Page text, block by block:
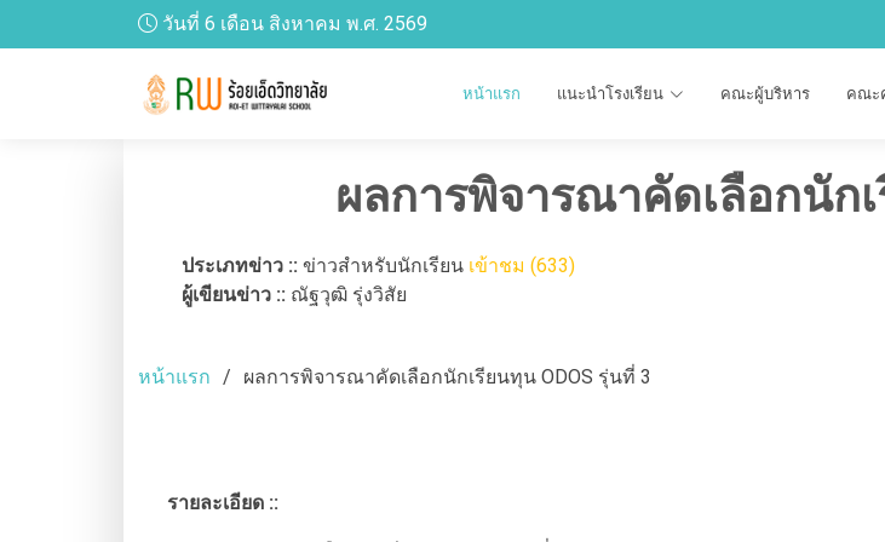
วันที่ 6 เดือน สิงหาคม พ.ศ. 2569
หน้าแรก แนะนำโรงเรียน คณะผู้บริหาร คณะ
ผลการพิจารณาคัดเลือกนัก
ประเภทข่าว :: ข่าวสำหรับนักเรียน เข้าชม (633)
ผู้เขียนข่าว :: ณัฐวุฒิ รุ่งวิสัย
หน้าแรก ผลการพิจารณาคัดเลือกนักเรียนทุน ODOS รุ่นที่ 3
รายละเอียด ::